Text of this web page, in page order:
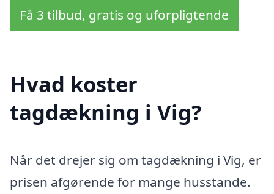
Få 3 tilbud, gratis og uforpligtende
Hvad koster
tagdækning i Vig?
Når det drejer sig om tagdækning i Vig, er
prisen afgørende for mange husstande.